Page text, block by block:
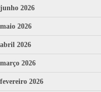
junho 2026
maio 2026
abril 2026
março 2026
fevereiro 2026